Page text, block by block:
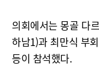
의회에서는 몽골 다
하남1)과 최만식 부
등이 참석했다.